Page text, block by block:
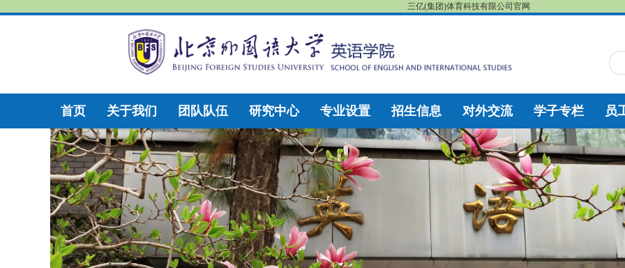
三亿(集团)体育科技有限公司官网
首页 关于我们 团队队伍 研究中心 专业设置 招生信息 对外交流 学子专栏 员